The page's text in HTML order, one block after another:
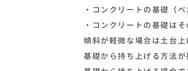
・コンクリートの基礎（
・コンクリートの基礎は
傾斜が軽微な場合は土台
基礎から持ち上げる方法